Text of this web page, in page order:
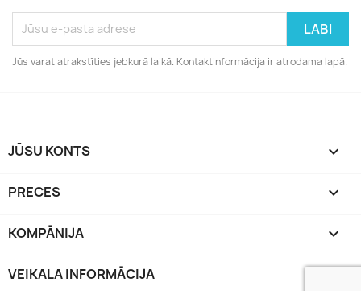
Jūs varat atrakstīties jebkurā laikā. Kontaktinformācija ir atrodama lapā.
JŪSU KONTS 
PRECES 
KOMPĀNIJA 
VEIKALA INFORMĀCIJA